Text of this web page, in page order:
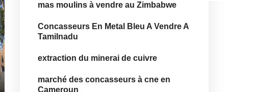
mas moulins à vendre au Zimbabwe
Concasseurs En Metal Bleu A Vendre A
Tamilnadu
extraction du minerai de cuivre
marché des concasseurs à cne en
Cameroun